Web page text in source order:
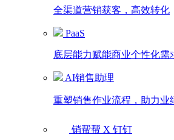
全渠道营销获客，高效转化
PaaS
底层能力赋能商业个性化需
AI销售助理
重塑销售作业流程，助力业
销帮帮 X 钉钉